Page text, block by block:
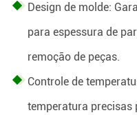
Design de molde:
para espessura de
remoção de peças.
Controle de
temperatura precisas